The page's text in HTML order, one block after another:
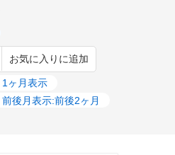
お気に入りに追加
1ヶ月表示
前後月表示:前後2ヶ月